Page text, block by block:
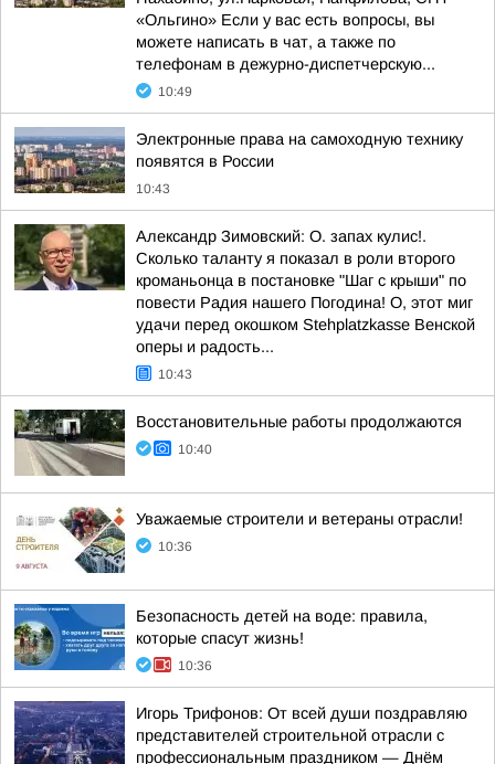
«Ольгино» Если у вас есть вопросы, вы
можете написать в чат, а также по
телефонам в дежурно-диспетчерскую...
10:49
Электронные права на самоходную технику
появятся в России
10:43
Александр Зимовский: О. запах кулис!.
Сколько таланту я показал в роли второго
кроманьонца в постановке "Шаг с крыши" по
повести Радия нашего Погодина! О, этот миг
удачи перед окошком Stehplatzkasse Венской
оперы и радость...
10:43
Восстановительные работы продолжаются
10:40
Уважаемые строители и ветераны отрасли!
10:36
Безопасность детей на воде: правила,
которые спасут жизнь!
10:36
Игорь Трифонов: От всей души поздравляю
представителей строительной отрасли с
профессиональным праздником — Днём